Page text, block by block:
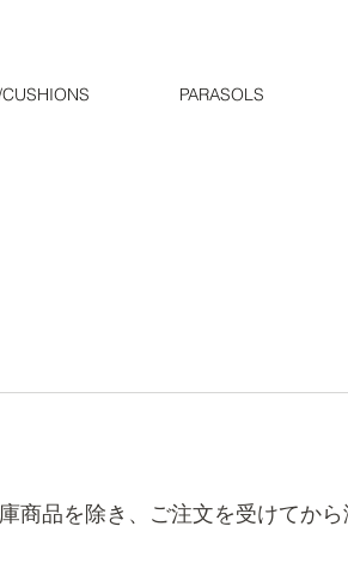
PARASOLS
商品を除き、ご注文を受けてから